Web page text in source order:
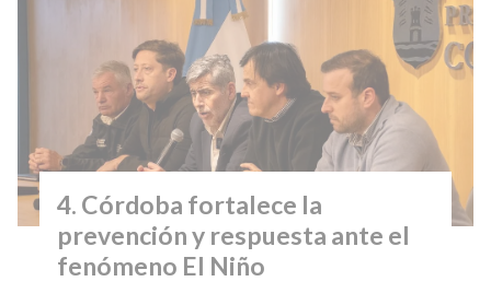
Córdoba fortalece la
prevención y respuesta ante el
fenómeno El Niño